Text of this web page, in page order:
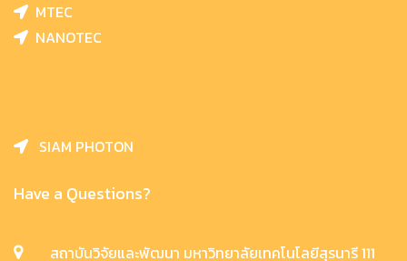
MTEC
NANOTEC
SIAM PHOTON
Have a Questions?
สถาบันวิจัยและพัฒนา มหาวิทยาลัยเทคโนโลยีสุรนารี 111